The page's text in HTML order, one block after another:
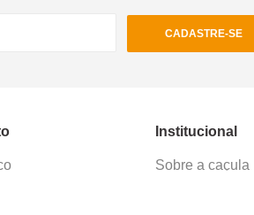
CADASTRE-SE
Institucional
Sobre a caçula